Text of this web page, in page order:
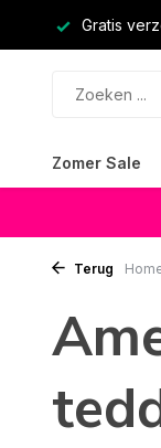
Gratis
Zomer Sale
Terug